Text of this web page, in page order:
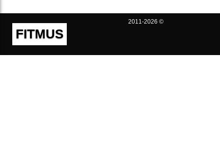
FITMUS
2011-2026 ©